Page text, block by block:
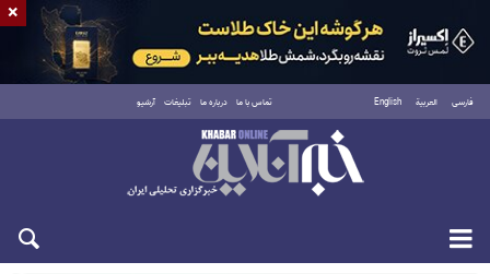
فارسی العربية English تماس با ما درباره ما تبلیغات آرشیو
یکشنبه ۱۸ مرداد ۱۴۰۵
×